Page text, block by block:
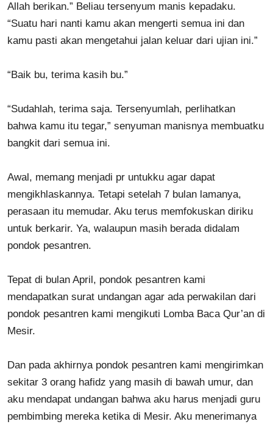
Allah berikan.” Beliau tersenyum manis kepadaku.
“Suatu hari nanti kamu akan mengerti semua ini dan
kamu pasti akan mengetahui jalan keluar dari ujian ini.”
“Baik bu, terima kasih bu.”
“Sudahlah, terima saja. Tersenyumlah, perlihatkan
bahwa kamu itu tegar,” senyuman manisnya membuatku
bangkit dari semua ini.
Awal, memang menjadi pr untukku agar dapat
mengikhlaskannya. Tetapi setelah 7 bulan lamanya,
perasaan itu memudar. Aku terus memfokuskan diriku
untuk berkarir. Ya, walaupun masih berada didalam
pondok pesantren.
Tepat di bulan April, pondok pesantren kami
mendapatkan surat undangan agar ada perwakilan dari
pondok pesantren kami mengikuti Lomba Baca Qur’an di
Mesir.
Dan pada akhirnya pondok pesantren kami mengirimkan
sekitar 3 orang hafidz yang masih di bawah umur, dan
aku mendapat undangan bahwa aku harus menjadi guru
pembimbing mereka ketika di Mesir. Aku menerimanya